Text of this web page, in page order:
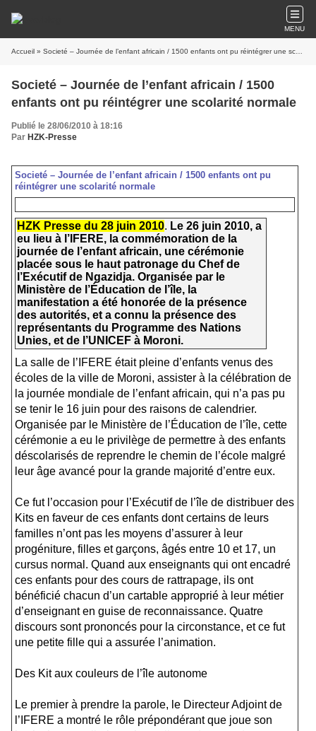
MENU
Accueil » Societé – Journée de l’enfant africain / 1500 enfants ont pu réintégrer une scolarité normale
Societé – Journée de l’enfant africain / 1500
enfants ont pu réintégrer une scolarité normale
Publié le 28/06/2010 à 18:16
Par HZK-Presse
Societé – Journée de l’enfant africain / 1500 enfants ont pu
réintégrer une scolarité normale
HZK Presse du 28 juin 2010. Le 26 juin 2010, a
eu lieu à l’IFERE, la commémoration de la
journée de l’enfant africain, une cérémonie
placée sous le haut patronage du Chef de
l’Exécutif de Ngazidja. Organisée par le
Ministère de l’Éducation de l’île, la
manifestation a été honorée de la présence
des autorités, et a connu la présence des
représentants du Programme des Nations
Unies, et de l’UNICEF à Moroni.
La salle de l’IFERE était pleine d’enfants venus des
écoles de la ville de Moroni, assister à la célébration de
la journée mondiale de l’enfant africain, qui n’a pas pu
se tenir le 16 juin pour des raisons de calendrier.
Organisée par le Ministère de l’Éducation de l’île, cette
cérémonie a eu le privilège de permettre à des enfants
déscolarisés de reprendre le chemin de l’école malgré
leur âge avancé pour la grande majorité d’entre eux.
Ce fut l’occasion pour l’Exécutif de l’île de distribuer des
Kits en faveur de ces enfants dont certains de leurs
familles n’ont pas les moyens d’assurer à leur
progéniture, filles et garçons, âgés entre 10 et 17, un
cursus normal. Quand aux enseignants qui ont encadré
ces enfants pour des cours de rattrapage, ils ont
bénéficié chacun d’un cartable approprié à leur métier
d’enseignant en guise de reconnaissance. Quatre
discours sont prononcés pour la circonstance, et ce fut
une petite fille qui a assurée l’animation.
Des Kit aux couleurs de l’île autonome
Le premier à prendre la parole, le Directeur Adjoint de
l’IFERE a montré le rôle prépondérant que joue son